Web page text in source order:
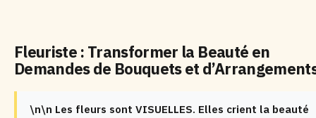
Fleuriste : Transformer la Beauté en
Demandes de Bouquets et
\n\n Les fleurs sont VISUELLES. Elles crient la beauté